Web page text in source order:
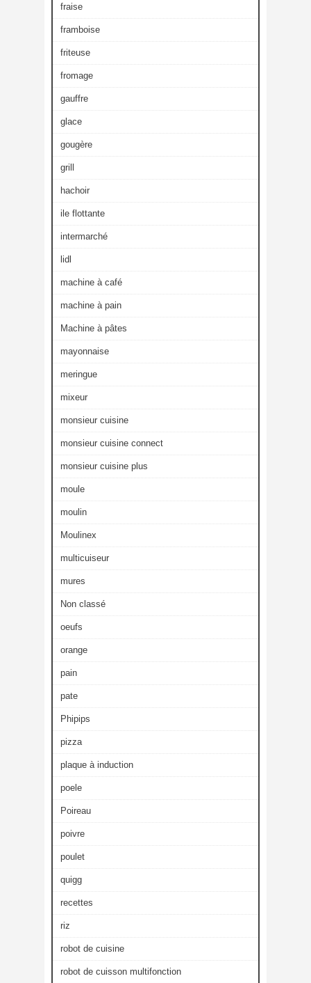
fraise
framboise
friteuse
fromage
gauffre
glace
gougère
grill
hachoir
ile flottante
intermarché
lidl
machine à café
machine à pain
Machine à pâtes
mayonnaise
meringue
mixeur
monsieur cuisine
monsieur cuisine connect
monsieur cuisine plus
moule
moulin
Moulinex
multicuiseur
mures
Non classé
oeufs
orange
pain
pate
Phipips
pizza
plaque à induction
poele
Poireau
poivre
poulet
quigg
recettes
riz
robot de cuisine
robot de cuisson multifonction